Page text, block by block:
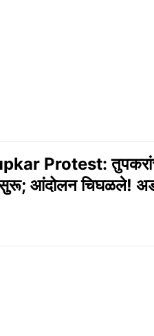
Protest:
सुरू; आंदोलन चिघळले!